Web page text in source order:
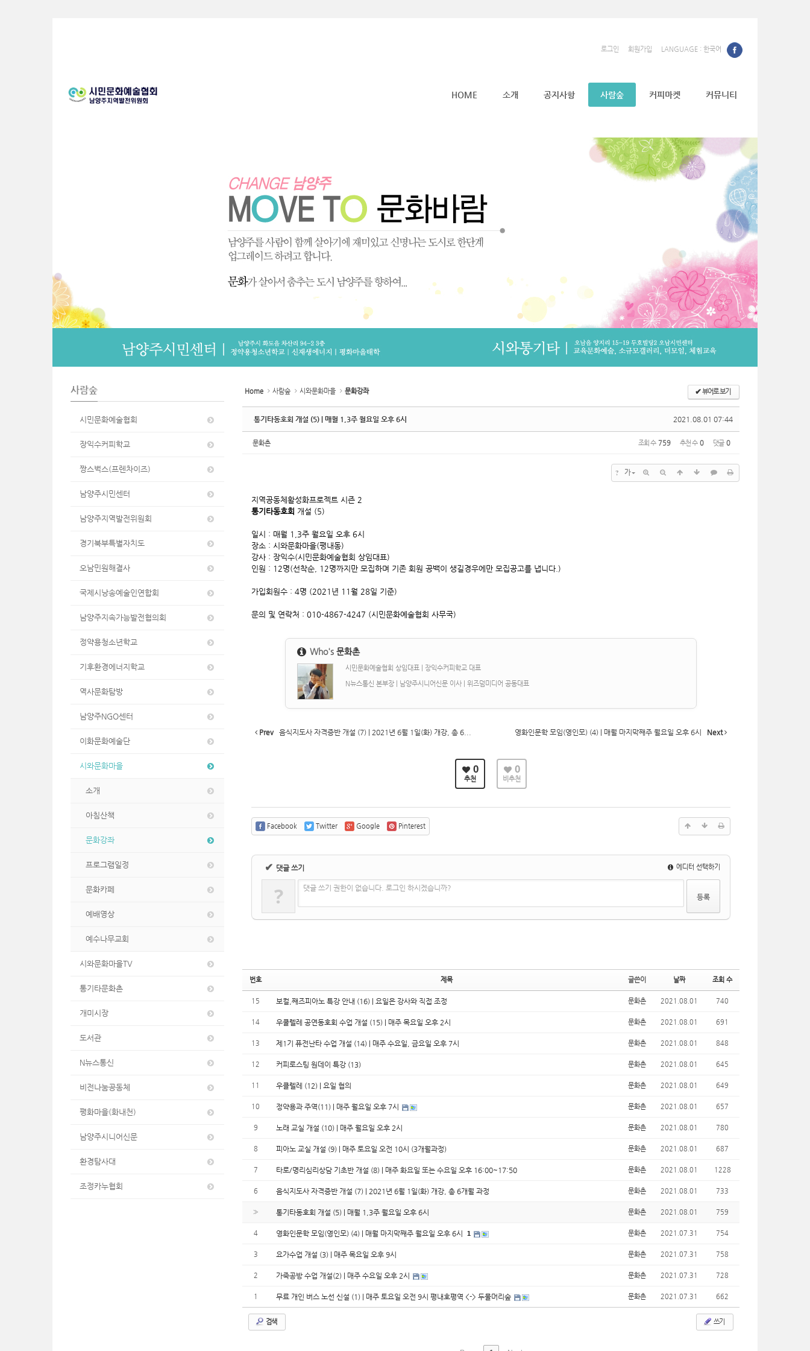
로그인 회원가입 LANGUAGE : 한국어
HOME 소개 공지사항 사람숲 커피마켓 커뮤니티
n
사람숲
시민문화예술협회
장익수커피학교
짱스벅스(프렌차이즈)
남양주시민센터
남양주지역발전위원회
경기북부특별자치도
오남민원해결사
국제시낭송예술인연합회
남양주지속가능발전협의회
정약용청소년학교
기후환경에너지학교
역사문화탐방
남양주NGO센터
이화문화예술단
시와문화마을
소개
아침산책
문화강좌
프로그램일정
문화카페
예배영상
예수나무교회
시와문화마을TV
통기타문화촌
개미시장
도서관
N뉴스통신
비전나눔공동체
평화마을(화내천)
남양주시니어신문
환경탐사대
조정카누협회
Home 사람숲 시와문화마을 문화강좌 ✔뷰어로 보기
2021.08.01 07:44
통기타동호회 개설 (5) | 매월 1,3주 월요일 오후 6시
문화촌 조회 수 759 추천 수 0 댓글 0
? 가
지역공동체활성화프로젝트 시즌 2
통기타동호회 개설 (5)
일시 : 매월 1,3주 월요일 오후 6시
장소 : 시와문화마을(평내동)
강사 : 장익수(시민문화예술협회 상임대표)
인원 : 12명(선착순, 12명까지만 모집하며 기존 회원 공백이 생길경우에만 모집공고를 냅니다.)
가입회원수 : 4명 (2021년 11월 28일 기준)
문의 및 연락처 : 010-4867-4247 (시민문화예술협회 사무국)
Who's 문화촌
시민문화예술협회 상임대표 | 장익수커피학교 대표
N뉴스통신 본부장 | 남양주시니어신문 이사 | 위즈덤미디어 공동대표
Prev 음식지도사 자격증반 개설 (7) | 2021년 6월 1일(화) 개강, 총 6... 영화인문학 모임(영인모) (4) | 매월 마지막째주 월요일 오후 6시 Next
0
추천
0
비추천
Facebook Twitter Google Pinterest
✔ 댓글 쓰기 에디터 선택하기
? 댓글 쓰기 권한이 없습니다. 로그인 하시겠습니까?
번호 제목 글쓴이 날짜 조회 수
15 보컬,째즈피아노 특강 안내 (16) | 요일은 강사와 직접 조정 문화촌 2021.08.01 740
14 우쿨렐레 공연동호회 수업 개설 (15) | 매주 목요일 오후 2시 문화촌 2021.08.01 691
13 제1기 퓨전난타 수업 개설 (14) | 매주 수요일, 금요일 오후 7시 문화촌 2021.08.01 848
12 커피로스팅 원데이 특강 (13) 문화촌 2021.08.01 645
11 우클렐레 (12) | 요일 협의 문화촌 2021.08.01 649
10 정약용과 주역(11) | 매주 월요일 오후 7시 문화촌 2021.08.01 657
9 노래 교실 개설 (10) | 매주 월요일 오후 2시 문화촌 2021.08.01 780
8 피아노 교실 개설 (9) | 매주 토요일 오전 10시 (3개월과정) 문화촌 2021.08.01 687
7 타로/명리심리상담 기초반 개설 (8) | 매주 화요일 또는 수요일 오후 16:00~17:50 문화촌 2021.08.01 1228
6 음식지도사 자격증반 개설 (7) | 2021년 6월 1일(화) 개강, 총 6개월 과정 문화촌 2021.08.01 733
» 통기타동호회 개설 (5) | 매월 1,3주 월요일 오후 6시 문화촌 2021.08.01 759
4 영화인문학 모임(영인모) (4) | 매월 마지막째주 월요일 오후 6시 1 문화촌 2021.07.31 754
3 요가수업 개설 (3) | 매주 목요일 오후 9시 문화촌 2021.07.31 758
2 가죽공방 수업 개설(2) | 매주 수요일 오후 2시 문화촌 2021.07.31 728
1 무료 개인 버스 노선 신설 (1) | 매주 토요일 오전 9시 평내호평역 <-> 두물머리숲 문화촌 2021.07.31 662
검색 쓰기